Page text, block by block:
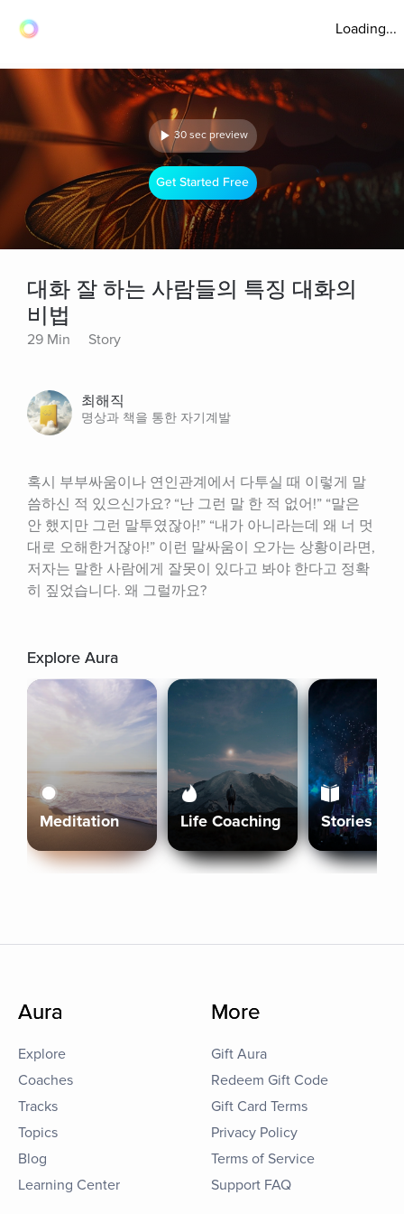
Loading...
30 sec preview
Get Started Free
대화 잘 하는 사람들의 특징 대화의
비법
29 Min Story
최해직
명상과 책을 통한 자기계발
혹시 부부싸움이나 연인관계에서 다투실 때 이렇게 말
씀하신 적 있으신가요? “난 그런 말 한 적 없어!” “말은
안 했지만 그런 말투였잖아!” “내가 아니라는데 왜 너 멋
대로 오해한거잖아!” 이런 말싸움이 오가는 상황이라면,
저자는 말한 사람에게 잘못이 있다고 봐야 한다고 정확
히 짚었습니다. 왜 그럴까요?
Explore Aura
Meditation Life Coaching Stories
Aura
Explore
Coaches
Tracks
Topics
Blog
Learning Center
More
Gift Aura
Redeem Gift Code
Gift Card Terms
Privacy Policy
Terms of Service
Support FAQ